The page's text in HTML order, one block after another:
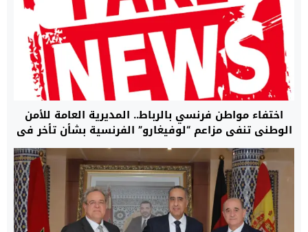
اختفاء مواطن فرنسي بالرباط.. المديرية العامة للأمن
الوطني تنفي مزاعم “لوفيغارو” الفرنسية بشأن تأخر في
البحث وتؤكد أن مصالحها تتابع القضية بما يفرضه
القانون (بلاغ)